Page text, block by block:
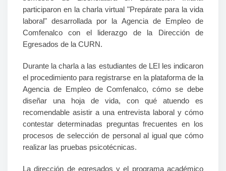
participaron en la charla virtual "Prepárate para la vida
laboral" desarrollada por la Agencia de Empleo de
Comfenalco con el liderazgo de la Dirección de
Egresados de la CURN.
Durante la charla a las estudiantes de LEI les indicaron
el procedimiento para registrarse en la plataforma de la
Agencia de Empleo de Comfenalco, cómo se debe
diseñar una hoja de vida, con qué atuendo es
recomendable asistir a una entrevista laboral y cómo
contestar determinadas preguntas frecuentes en los
procesos de selección de personal al igual que cómo
realizar las pruebas psicotécnicas.
La dirección de egresados y el programa académico